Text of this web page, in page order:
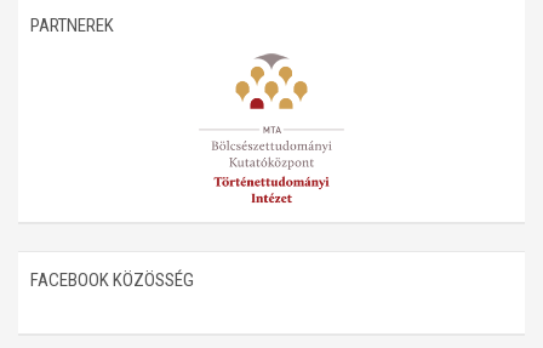
PARTNEREK
FACEBOOK KÖZÖSSÉG